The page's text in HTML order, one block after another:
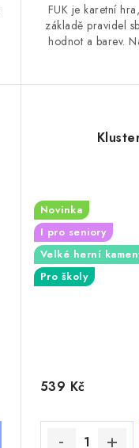
FUK je karetní
základě pravidel
hodnot a barev.
Novinka
I pro seniory
Velké herní
Pro školy
539 Kč